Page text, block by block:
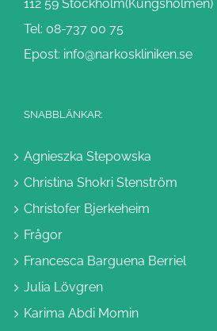
112 59 Stockholm(Kungsholmen)
Tel: 08-737 00 75
Epost: info@narkoskliniken.se
SNABBLÄNKAR:
Agnieszka Stepowska
Christina Shokri Stenström
Christofer Bjerkeheim
Frågor
Francesca Barguena Berriel
Julia Lövgren
Karima Abdi Momin